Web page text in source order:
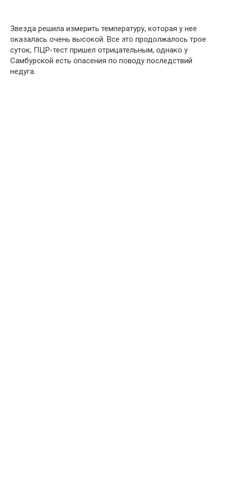
Звезда решила измерить температуру, которая у нее
оказалась очень высокой. Все это продолжалось трое
суток, ПЦР-тест пришел отрицательным, однако у
Самбурской есть опасения по поводу последствий
недуга.